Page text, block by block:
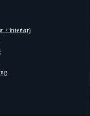
+ interiør)